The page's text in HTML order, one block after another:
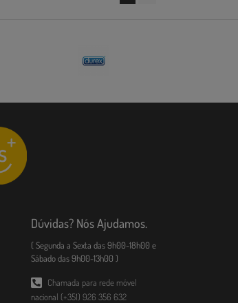
Dúvidas? Nós Ajudamos.
( Segunda a Sexta das 9h00-18h00 e
Sábado das 9h00-13h00 )
Chamada para rede móvel
nacional (+351) 926 356 632